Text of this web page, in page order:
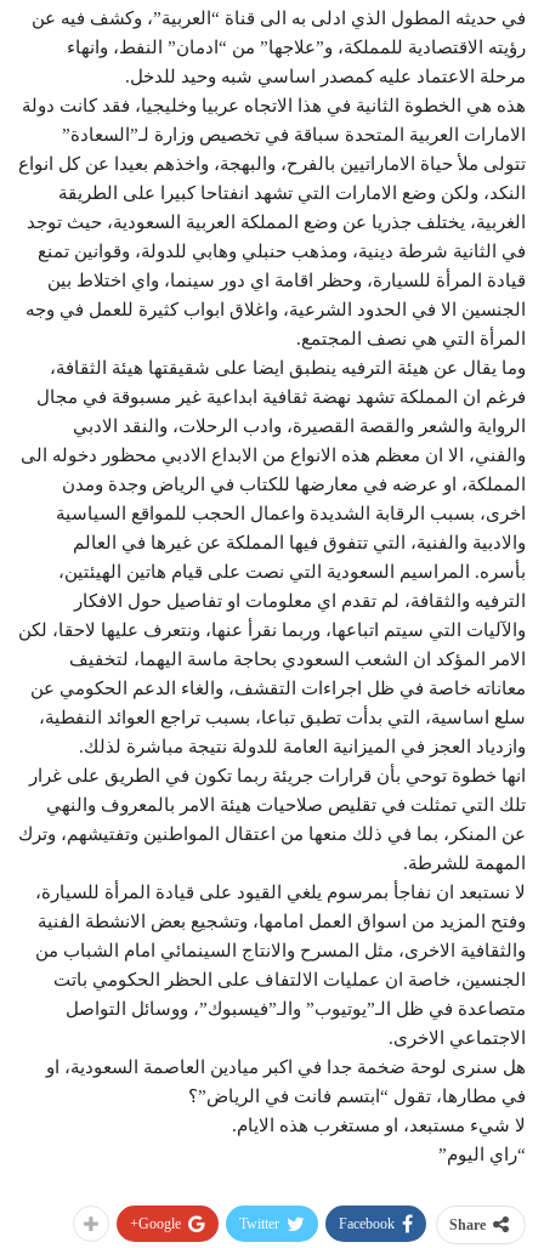
في حديثه المطول الذي ادلى به الى قناة “العربية”، وكشف فيه عن
رؤيته الاقتصادية للمملكة، و”علاجها” من “ادمان” النفط، وانهاء
مرحلة الاعتماد عليه كمصدر اساسي شبه وحيد للدخل.
هذه هي الخطوة الثانية في هذا الاتجاه عربيا وخليجيا، فقد كانت دولة
الامارات العربية المتحدة سباقة في تخصيص وزارة لـ”السعادة”
تتولى ملأ حياة الاماراتيين بالفرح، والبهجة، واخذهم بعيدا عن كل انواع
النكد، ولكن وضع الامارات التي تشهد انفتاحا كبيرا على الطريقة
الغربية، يختلف جذريا عن وضع المملكة العربية السعودية، حيث توجد
في الثانية شرطة دينية، ومذهب حنبلي وهابي للدولة، وقوانين تمنع
قيادة المرأة للسيارة، وحظر اقامة اي دور سينما، واي اختلاط بين
الجنسين الا في الحدود الشرعية، واغلاق ابواب كثيرة للعمل في وجه
المرأة التي هي نصف المجتمع.
وما يقال عن هيئة الترفيه ينطبق ايضا على شقيقتها هيئة الثقافة،
فرغم ان المملكة تشهد نهضة ثقافية ابداعية غير مسبوقة في مجال
الرواية والشعر والقصة القصيرة، وادب الرحلات، والنقد الادبي
والفني، الا ان معظم هذه الانواع من الابداع الادبي محظور دخوله الى
المملكة، او عرضه في معارضها للكتاب في الرياض وجدة ومدن
اخرى، بسبب الرقابة الشديدة واعمال الحجب للمواقع السياسية
والادبية والفنية، التي تتفوق فيها المملكة عن غيرها في العالم
بأسره. المراسيم السعودية التي نصت على قيام هاتين الهيئتين،
الترفيه والثقافة، لم تقدم اي معلومات او تفاصيل حول الافكار
والآليات التي سيتم اتباعها، وربما نقرأ عنها، ونتعرف عليها لاحقا، لكن
الامر المؤكد ان الشعب السعودي بحاجة ماسة اليهما، لتخفيف
معاناته خاصة في ظل اجراءات التقشف، والغاء الدعم الحكومي عن
سلع اساسية، التي بدأت تطبق تباعا، بسبب تراجع العوائد النفطية،
وازدياد العجز في الميزانية العامة للدولة نتيجة مباشرة لذلك.
انها خطوة توحي بأن قرارات جريئة ربما تكون في الطريق على غرار
تلك التي تمثلت في تقليص صلاحيات هيئة الامر بالمعروف والنهي
عن المنكر، بما في ذلك منعها من اعتقال المواطنين وتفتيشهم، وترك
المهمة للشرطة.
لا نستبعد ان نفاجأ بمرسوم يلغي القيود على قيادة المرأة للسيارة،
وفتح المزيد من اسواق العمل امامها، وتشجيع بعض الانشطة الفنية
والثقافية الاخرى، مثل المسرح والانتاج السينمائي امام الشباب من
الجنسين، خاصة ان عمليات الالتفاف على الحظر الحكومي باتت
متصاعدة في ظل الـ”يوتيوب” والـ”فيسبوك”، ووسائل التواصل
الاجتماعي الاخرى.
هل سنرى لوحة ضخمة جدا في اكبر ميادين العاصمة السعودية، او
في مطارها، تقول “ابتسم فانت في الرياض”؟
لا شيء مستبعد، او مستغرب هذه الايام.
“راي اليوم”
Share
Facebook
Twitter
Google+